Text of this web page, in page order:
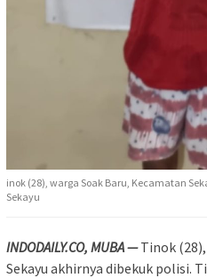
inok (28), warga Soak Baru, Kecamatan
Sekayu
INDODAILY.CO, MUBA —Tinok
Sekayu akhirnya dibekuk polisi.